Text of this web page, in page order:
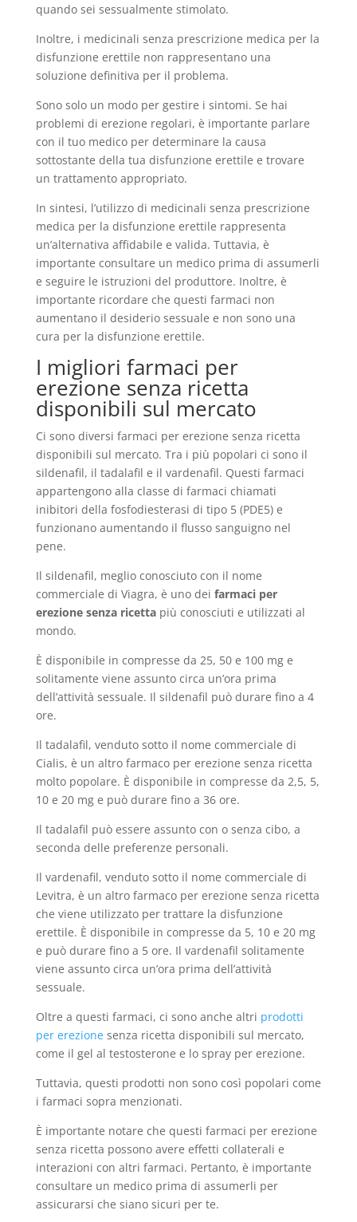
quando sei sessualmente stimolato.
Inoltre, i medicinali senza prescrizione medica per la
disfunzione erettile non rappresentano una
soluzione definitiva per il problema.
Sono solo un modo per gestire i sintomi. Se hai
problemi di erezione regolari, è importante parlare
con il tuo medico per determinare la causa
sottostante della tua disfunzione erettile e trovare
un trattamento appropriato.
In sintesi, l’utilizzo di medicinali senza prescrizione
medica per la disfunzione erettile rappresenta
un’alternativa affidabile e valida. Tuttavia, è
importante consultare un medico prima di assumerli
e seguire le istruzioni del produttore. Inoltre, è
importante ricordare che questi farmaci non
aumentano il desiderio sessuale e non sono una
cura per la disfunzione erettile.
I migliori farmaci per
erezione senza ricetta
disponibili sul mercato
Ci sono diversi farmaci per erezione senza ricetta
disponibili sul mercato. Tra i più popolari ci sono il
sildenafil, il tadalafil e il vardenafil. Questi farmaci
appartengono alla classe di farmaci chiamati
inibitori della fosfodiesterasi di tipo 5 (PDE5) e
funzionano aumentando il flusso sanguigno nel
pene.
Il sildenafil, meglio conosciuto con il nome
commerciale di Viagra, è uno dei farmaci per
erezione senza ricettapiù conosciuti e utilizzati al
mondo.
È disponibile in compresse da 25, 50 e 100 mg e
solitamente viene assunto circa un’ora prima
dell’attività sessuale. Il sildenafil può durare fino a 4
ore.
Il tadalafil, venduto sotto il nome commerciale di
Cialis, è un altro farmaco per erezione senza ricetta
molto popolare. È disponibile in compresse da 2,5, 5,
10 e 20 mg e può durare fino a 36 ore.
Il tadalafil può essere assunto con o senza cibo, a
seconda delle preferenze personali.
Il vardenafil, venduto sotto il nome commerciale di
Levitra, è un altro farmaco per erezione senza ricetta
che viene utilizzato per trattare la disfunzione
erettile. È disponibile in compresse da 5, 10 e 20 mg
e può durare fino a 5 ore. Il vardenafil solitamente
viene assunto circa un’ora prima dell’attività
sessuale.
Oltre a questi farmaci, ci sono anche altri prodotti
per erezionesenza ricetta disponibili sul mercato,
come il gel al testosterone e lo spray per erezione.
Tuttavia, questi prodotti non sono così popolari come
i farmaci sopra menzionati.
È importante notare che questi farmaci per erezione
senza ricetta possono avere effetti collaterali e
interazioni con altri farmaci. Pertanto, è importante
consultare un medico prima di assumerli per
assicurarsi che siano sicuri per te.